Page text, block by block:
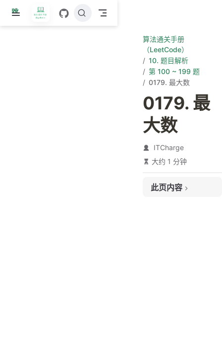
跳
算法通关手册
（LeetCode）
10. 题目解析
第 100 ~ 199 题
0179. 最大数
0179. 最
大数
ITCharge
大约 1 分钟
此页内容